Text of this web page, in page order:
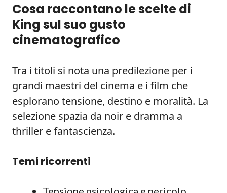
Cosa raccontano le scelte di
King sul suo gusto
cinematografico
Tra i titoli si nota una predilezione per i
grandi maestri del cinema e i film che
esplorano tensione, destino e moralità. La
selezione spazia da noir e dramma a
thriller e fantascienza.
Temi ricorrenti